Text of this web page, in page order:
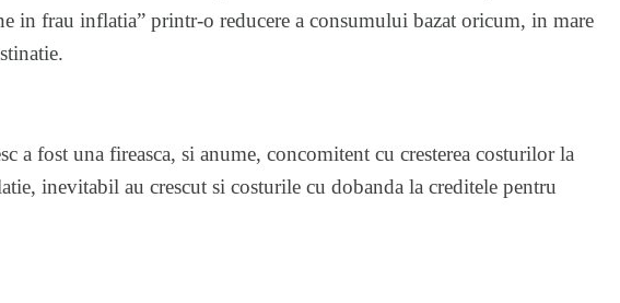
in frau inflatia” printr-o reducere a consumului bazat oricum, in mare
a fost una fireasca, si anume, concomitent cu cresterea costurilor la
inevitabil au crescut si costurile cu dobanda la creditele pentru